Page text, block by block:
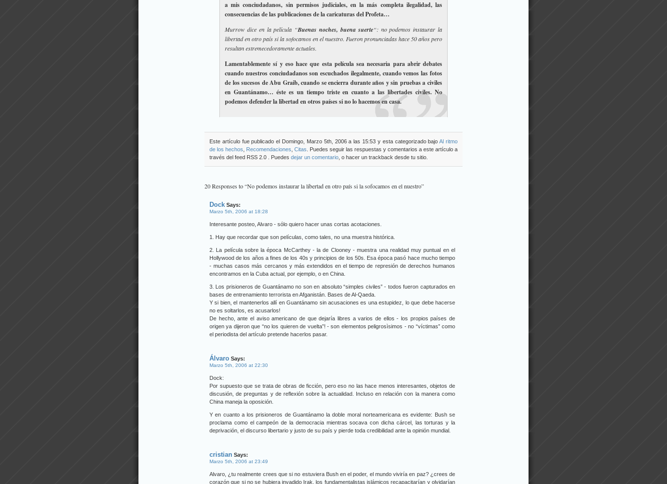
a mis conciudadanos, sin permisos judiciales, en la más completa ilegalidad, las
consecuencias de las publicaciones de la caricaturas del Profeta…
Murrow dice en la película “Buenas noches, buena suerte“: no podemos instaurar la
libertad en otro país si la sofocamos en el nuestro. Fueron pronunciadas hace 50 años pero
resultan estremecedoramente actuales.
Lamentablemente sí y eso hace que esta película sea necesaria para abrir debates
cuando nuestros conciudadanos son escuchados ilegalmente, cuando vemos las fotos
de los sucesos de Abu Graib, cuando se encierra durante años y sin pruebas a civiles
en Guantánamo… éste es un tiempo triste en cuanto a las libertades civiles. No
podemos defender la libertad en otros países si no lo hacemos en casa.
Este artículo fue publicado el Domingo, Marzo 5th, 2006 a las 15:53 y esta categorizado bajoAl ritmo
de los hechos
Recomendaciones Citas . Puedes seguir las respuestas y comentarios a este artículo a
través del feed RSS 2.0 . Puedes dejar un comentario , o hacer un trackback desde tu sitio.
20 Responses to “No podemos instaurar la libertad en otro país si la sofocamos en el nuestro”
Dock Says:
Marzo 5th, 2006 at 18:28
Interesante posteo, Alvaro - sólo quiero hacer unas cortas acotaciones.
1. Hay que recordar que son películas, como tales, no una muestra histórica.
2. La película sobre la época McCarthey - la de Clooney - muestra una realidad muy puntual en el
Hollywood de los años a fines de los 40s y principios de los 50s. Esa época pasó hace mucho tiempo
- muchas casos más cercanos y más extendidos en el tiempo de represión de derechos humanos
encontramos en la Cuba actual, por ejemplo, o en China.
3. Los prisioneros de Guantánamo no son en absoluto “simples civiles” - todos fueron capturados en
bases de entrenamiento terrorista en Afganistán. Bases de Al-Qaeda.
Y si bien, el mantenerlos allí en Guantánamo sin acusaciones es una estupidez, lo que debe hacerse
no es soltarlos, es acusarlos!
De hecho, ante el aviso americano de que dejaría libres a varios de ellos - los propios países de
origen ya dijeron que “no los quieren de vuelta”! - son elementos peligrosìsimos - no “víctimas” como
el periodista del artículo pretende hacerlos pasar.
Álvaro Says:
Marzo 5th, 2006 at 22:30
Dock:
Por supuesto que se trata de obras de ficción, pero eso no las hace menos interesantes, objetos de
discusión, de preguntas y de reflexión sobre la actualidad. Incluso en relación con la manera como
China maneja la oposición.
Y en cuanto a los prisioneros de Guantánamo la doble moral norteamericana es evidente: Bush se
proclama como el campeón de la democracia mientras socava con dicha cárcel, las torturas y la
deprivación, el discurso libertario y justo de su país y pierde toda credibilidad ante la opinión mundial.
cristian Says:
Marzo 5th, 2006 at 23:49
Alvaro, ¿tu realmente crees que si no estuviera Bush en el poder, el mundo viviría en paz? ¿crees de
corazón que si no se hubiera invadido Irak, los fundamentalistas islámicos recapacitarían y olvidarían